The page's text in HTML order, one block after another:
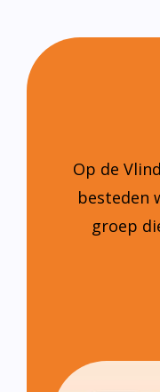
Op de
besteden
groep